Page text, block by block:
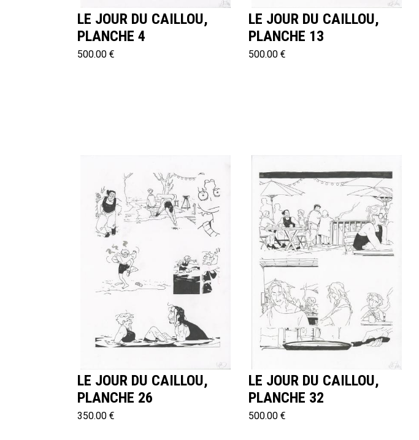
LE JOUR DU CAILLOU,
PLANCHE 4
500.00 €
LE JOUR DU CAILLOU,
PLANCHE 13
500.00 €
LE JOUR DU CAILLOU,
PLANCHE 26
350.00 €
LE JOUR DU CAILLOU,
PLANCHE 32
500.00 €